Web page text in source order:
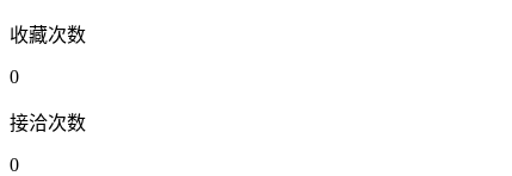
收藏次数
0
接洽次数
0